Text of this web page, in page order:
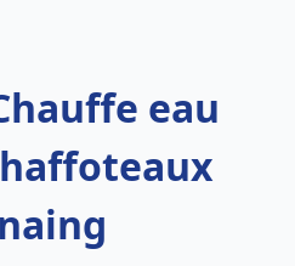
eau